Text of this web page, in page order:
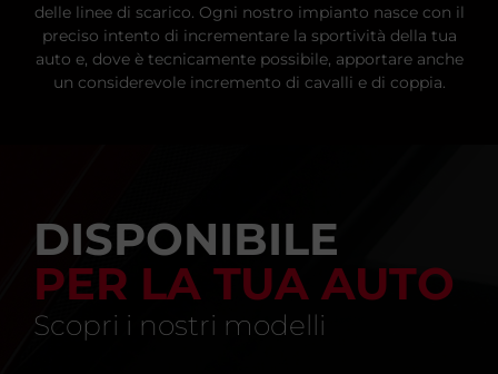
delle linee di scarico. Ogni nostro impianto nasce con il
preciso intento di incrementare la sportività della tua
auto e, dove è tecnicamente possibile, apportare anche
un considerevole incremento di cavalli e di coppia.
DISPONIBILE
PER LA TUA AUTO
Scopri i nostri modelli